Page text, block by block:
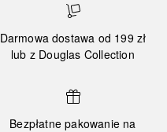
Darmowa dostawa od 199 zł
lub z Douglas Collection
Bezpłatne pakowanie na